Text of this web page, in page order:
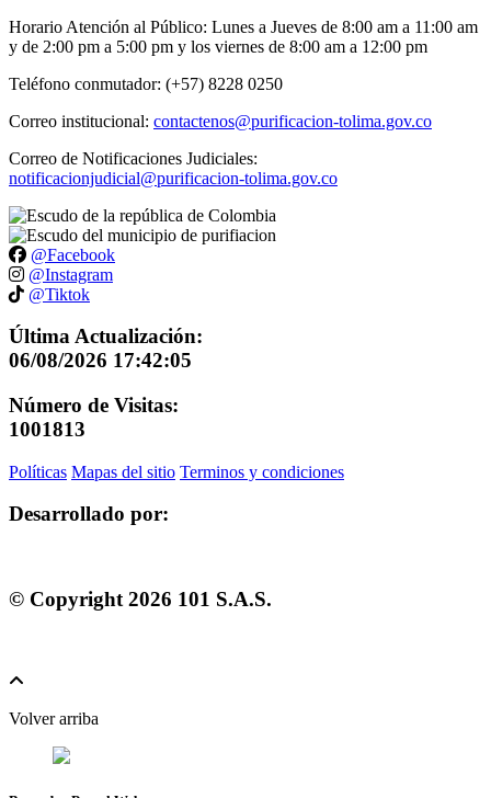
Horario Atención al Público: Lunes a Jueves de 8:00 am a 11:00 am
y de 2:00 pm a 5:00 pm y los viernes de 8:00 am a 12:00 pm
Teléfono conmutador: (+57) 8228 0250
Correo institucional: contactenos@purificacion-tolima.gov.co
Correo de Notificaciones Judiciales:
notificacionjudicial@purificacion-tolima.gov.co
@Facebook
@Instagram
@Tiktok
Última Actualización:
06/08/2026 17:42:05
Número de Visitas:
1001813
Políticas Mapas del sitio Terminos y condiciones
Desarrollado por:
© Copyright 2026 101 S.A.S.
Volver arriba